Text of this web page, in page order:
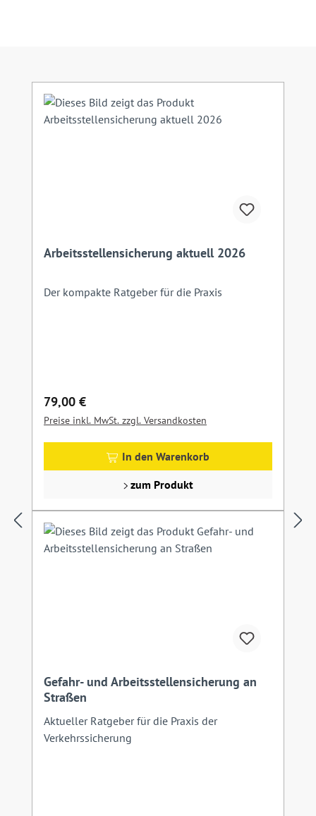
Arbeitsstellensicherung aktuell 2026
Der kompakte Ratgeber für die Praxis
Regulärer Preis:
79,00 €
Preise inkl. MwSt. zzgl. Versandkosten
In den Warenkorb
zum Produkt
Gefahr- und Arbeitsstellensicherung an
Straßen
Aktueller Ratgeber für die Praxis der
Verkehrssicherung